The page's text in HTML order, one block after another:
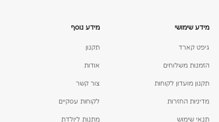
מידע שימושי
גיפט קארד
הזמנות משלוחים
תקנון מועדון לקוחות
מדיניות החזרות
תנאי שימוש
מידע נוסף
תקנון
אודות
צור קשר
לקוחות עסקיים
מתנות ליולדת